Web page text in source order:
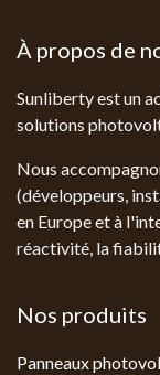
À propos de
Sunliberty est un
solutions
Nous
(développeurs,
en Europe et à
réactivité, la
Nos produits
Panneaux